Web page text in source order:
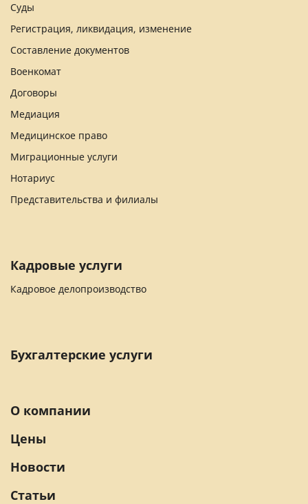
Суды
Регистрация, ликвидация, изменение
Составление документов
Военкомат
Договоры
Медиация
Медицинское право
Миграционные услуги
Нотариус
Представительства и филиалы
Кадровые услуги
Кадровое делопроизводство
Бухгалтерские услуги
О компании
Цены
Новости
Статьи